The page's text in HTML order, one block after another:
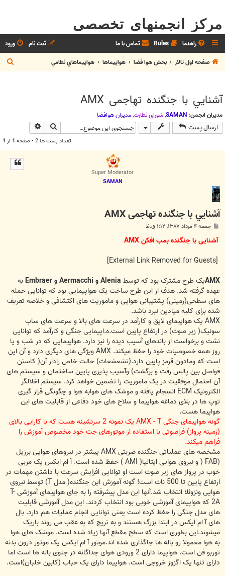
مرکز انجمنهای تخصصی
راهنما Rules تماس با ما ورود
ثبت نام
صفحه اول تالار
بخش هوا فضا هواپيماها هواپيماهاي نظامي
س
آشنايي با جنگنده تهاجمی AMX
مدیران انجمن: SAMAN
,شوراي نظارت,مديران هوافضا
ارسال پست جستجو
تعداد پست ها:2 • صفحه 1 از 1
Super Moderator
SAMAN
آشنايي با جنگنده تهاجمی AMX
ت
جمعه ۴ مرداد ۱۳۸۷, ۱:۱۲ ق.ظ
آشنایی با جنگنده بمب افکن AMX
[External Link Removed for Guests]
AMXیک طرح مشترک بود که توسط Alenia و Aermacchi و Embraer
به
عهده گرفته شد. هدف از این طرح ساخت یک هواپیمایی بود که توانایی حمله
های سطحی(زمینی) پشتیبانی هوایی و ماموریت های اکتشافی و خلاصه تعریف
شده برای کلیه میادین نبرد باشد.
AMX یک هواپیمای لایق و کارآمد در سرعت های بالا و سرعت های ساب
سونیک( زیر صوت) در ارتفاع پایین است.ه.اپیمایی جنگی و کارآمد که توانایی
نشت و برخواست از باندهای آسیب دیده را نیز دارد. هواپیمایی که در شب و یا
روز همه خصوصیات خود را حفظ میکند. AMX ویژگی های دیگری دارد و آن این
است که ومادون قرمز پایین دارد.(تشعشعات) حالت خاص رادار آن( کاستن
فواصل بین پالس رفت و برگشت) وآسیب پذیری پایین ساختمان و سیستم های
آن احتمال موفقیت در یک ماموریت را تضمین خواهد کرد. سیستم اخلالگر
الکترونیک ECM انسجام یافته و موشک های هوابه هوا و چگونگی قرار گیری
توپ ها در بلای دماغه هواپیما و سلاح های خود دفاعی از قابلیت های این
هواپیما هست.
گونه هواپیمای جنگی AMX - T یک نمونه 2 سرنشینه هست که با کارایی بالای
(زمینه پرواز) فراصوتی با استفاده از موتورهای جت خود مخصوص آموزش را
فراهم میکند.
مشخصه های عملیاتی جنگنده ضربتی AMX پیشتر در نیروهای هوایی برزیل
(FAB ( و نیروی هوایی ایتالیا( AMI ) حفظ شده است. آ ام ایکس یک مربی
خوب در پرواز های زیر صوت است او توانایی افزایش سرعت با داشتن مهمات در
ارتفاع پایین تا 500 نات است! گونه آموزش این جنگنده( مدل T) توسط نیروی
هوایی ونزوئلا انتخاب شد.آنها این مدل پیشرفته را به جای هواپیمای آموزشی T-
2A که هواپیمای آموزشی خوبی بود انتخاب کردند. این مدل آموزشی قابلیت
های مدل جنگی را حفظ کرده است یعنی توانایی انجام عملیات هم دارد. بال
های آ ام ایکس در ابتدا بزرگ هستند و به تریج که به عقب می روند باریک
میشوند.این بطوری است که سطح مقطع آنها زیاد شده است. موشک های هوا
به هوا معمولا رو باله ها جاگذاری شده اند.موتور آ ام ایکس یک موتور درون بدنه
توربو فن است. هواپیما دارای 2 ورودی هوای جداگانه در جلوی باله ها است اما
دارای تنها یک اگزوز خروجی است. هواپیما دارای یک حباب (کابین خلبان)است.